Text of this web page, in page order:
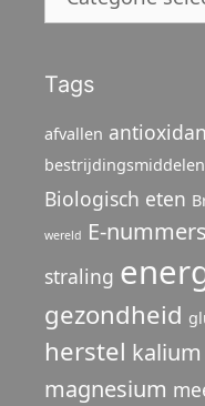
Tags
afvallen
bestrijdingsmiddelen
Biologisch eten
wereld E-nummers
straling
gezondheid
herstel kalium
magnesium